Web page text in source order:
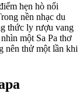
hẹn hò nổi
nền nhạc du
thức ly rượu vang
một Sa Pa thơ
nên thử một lần khi